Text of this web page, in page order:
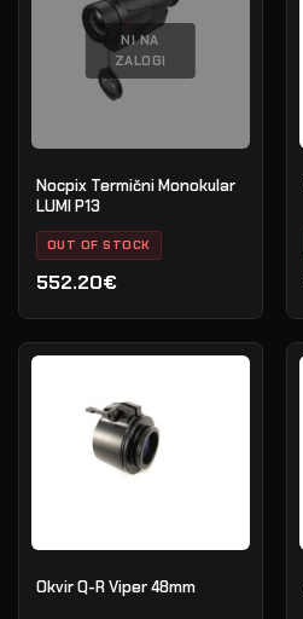
NI NA
ZALOGI
Nocpix Termični Monokular
LUMI P13
OUT OF STOCK
552.20€
Okvir Q-R Viper 48mm